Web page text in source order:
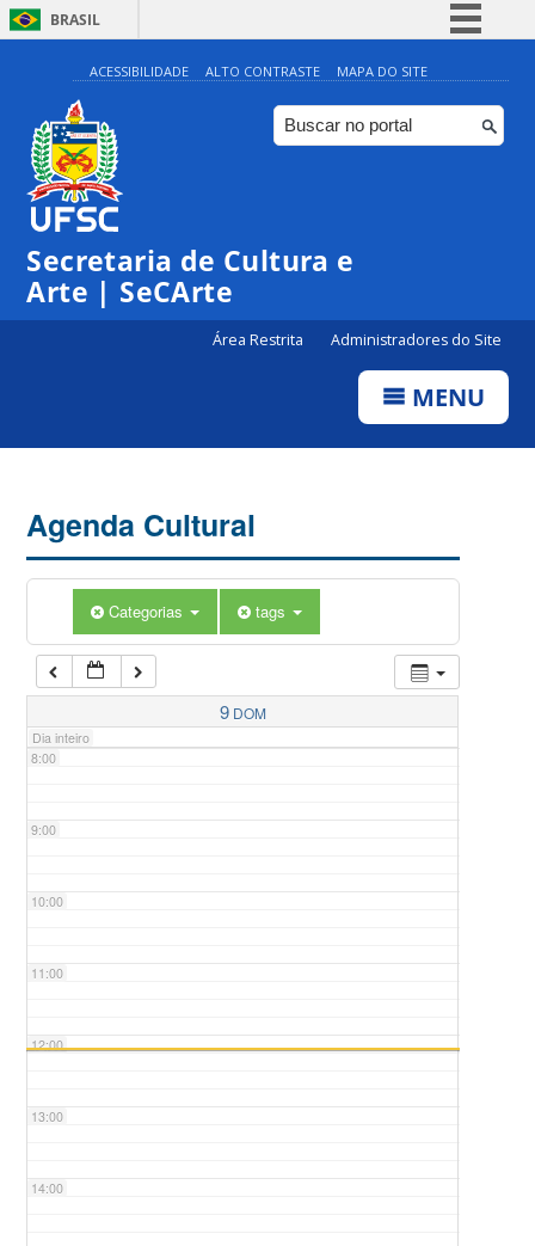
BRASIL
Simplifique!
Comunica BR
Participe
ACESSIBILIDADE ALTO CONTRASTE MAPA DO SITE
Secretaria de Cultura e
Arte | SeCArte
Área Restrita Administradores do Site
MENU
Agenda Cultural
Categorias tags
9 DOM
Dia inteiro
0:00
1:00
5:00
7:00
8:00
9:00
10:00
11:00
12:00
13:00
14:00